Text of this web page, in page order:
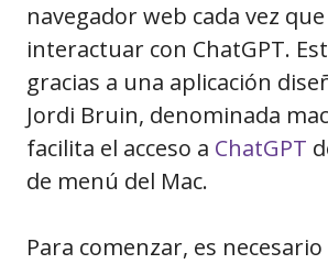
navegador web cada vez
interactuar con ChatGPT.
gracias a una aplicación
Jordi Bruin, denominada
facilita el acceso a ChatGPT
de menú del Mac.
Para comenzar, es